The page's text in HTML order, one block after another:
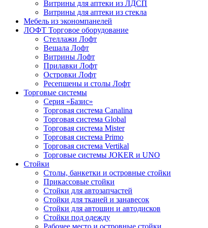
Витрины для аптеки из ЛДСП
Витрины для аптеки из стекла
Мебель из экономпанелей
ЛОФТ Торговое оборудование
Стеллажи Лофт
Вешала Лофт
Витрины Лофт
Прилавки Лофт
Островки Лофт
Ресепшены и столы Лофт
Торговые системы
Серия «Базис»
Торговая система Canalina
Торговая система Global
Торговая система Mister
Торговая система Primo
Торговая система Vertikal
Торговые системы JOKER и UNO
Стойки
Столы, банкетки и островные стойки
Прикассовые стойки
Стойки для автозапчастей
Стойки для тканей и занавесок
Стойки для автошин и автодисков
Стойки под одежду
Рабочее место и островные стойки